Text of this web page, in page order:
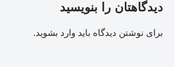
دیدگاهتان را بنویسید
برای نوشتن دیدگاه باید وارد بشوید.